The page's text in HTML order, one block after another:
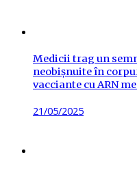
Medicii trag un
neobișnuite în
vacciante cu ARN
Posted
21/05/2025